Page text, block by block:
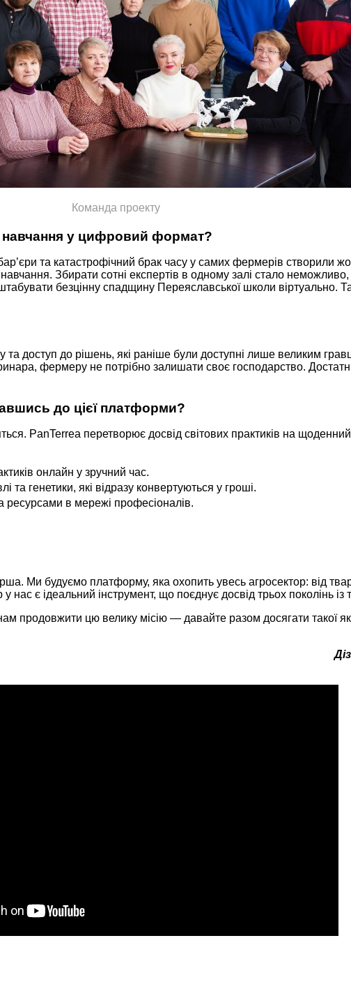
Команда проекту
навчання у цифровий формат?
та катастрофічний брак часу у самих фермерів створили
Збирати сотні експертів в одному залі стало
безцінну спадщину Переяславської школи віртуально.
доступ до рішень, які раніше були доступні лише великим
фермеру не потрібно залишати своє господарство.
до цієї платформи?
PanTerrea перетворює досвід світових практиків на
онлайн у зручний час.
та генетики, які відразу конвертуються у гроші.
ресурсами в мережі професіоналів.
Ми будуємо платформу, яка охопить увесь агросектор: від
є ідеальний інструмент, що поєднує досвід трьох поколінь із
цю велику місію — давайте разом досягати такої